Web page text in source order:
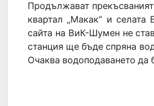
Продължават
квартал „Макак“ и
сайта на ВиК-Шумен не
станция ще бъде спряна
Очаква водоподаването да